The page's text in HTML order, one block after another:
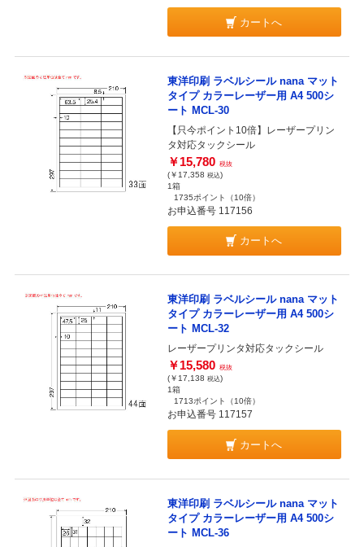
カートへ
東洋印刷 ラベルシール nana マット
タイプ カラーレーザー用 A4 500シ
ート MCL-30
【只今ポイント10倍】レーザープリン
タ対応タックシール
￥15,780 税抜
(￥17,358 税込)
1箱
1735ポイント
（10倍）
お申込番号 117156
カートへ
東洋印刷 ラベルシール nana マット
タイプ カラーレーザー用 A4 500シ
ート MCL-32
レーザープリンタ対応タックシール
￥15,580 税抜
(￥17,138 税込)
1箱
1713ポイント
（10倍）
お申込番号 117157
カートへ
東洋印刷 ラベルシール nana マット
タイプ カラーレーザー用 A4 500シ
ート MCL-36